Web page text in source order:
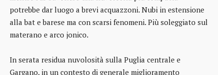
potrebbe dar luogo a brevi acquazzoni. Nubi in estensione
alla bat e barese ma con scarsi fenomeni. Più soleggiato sul
materano e arco jonico.
In serata residua nuvolosità sulla Puglia centrale e
Gargano, in un contesto di generale miglioramento